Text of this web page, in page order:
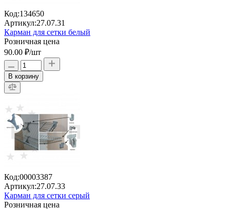
Код:134650
Артикул:27.07.31
Карман для сетки белый
Розничная цена
90.00 ₽/шт
В корзину
Код:00003387
Артикул:27.07.33
Карман для сетки серый
Розничная цена